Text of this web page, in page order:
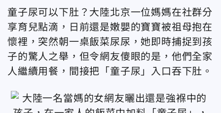
童子尿可以下肚？大陸北京一位媽媽在社群分
享育兒點滴，日前還是嫩嬰的寶寶被祖母抱在
懷裡，突然朝一桌飯菜尿尿，她即時捕捉到孩
子的驚人之舉，但令網友傻眼的是，他們全家
人繼續用餐，間接把「童子尿」入口吞下肚。